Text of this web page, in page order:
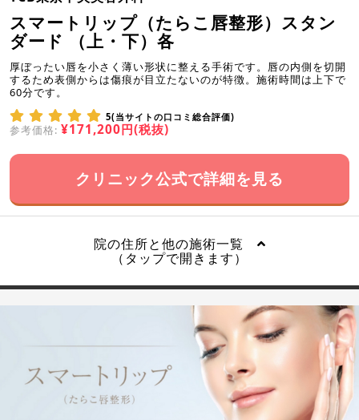
スマートリップ（たらこ唇整形）スタン
ダード （上・下）各
厚ぼったい唇を小さく薄い形状に整える手術です。唇の内側を切開
するため表側からは傷痕が目立たないのが特徴。施術時間は上下で
60分です。
5(当サイトの口コミ総合評価)
参考価格: ¥171,200円(税抜)
クリニック公式で詳細を見る
院の住所と他の施術一覧
（タップで開きます）